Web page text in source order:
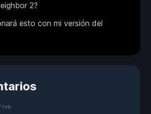
2?
esto con mi versión del
feb.